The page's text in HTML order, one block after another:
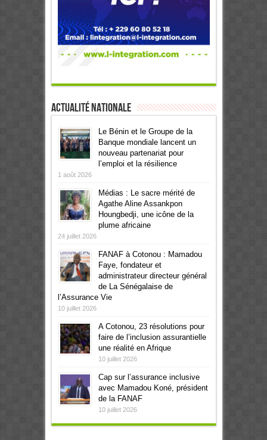
Actualité Nationale
Le Bénin et le Groupe de la
Banque mondiale lancent un
nouveau partenariat pour
l’emploi et la résilience
1 août 2026
Médias : Le sacre mérité de
Agathe Aline Assankpon
Houngbedji, une icône de la
plume africaine
24 juillet 2026
FANAF à Cotonou : Mamadou
Faye, fondateur et
administrateur directeur général
de La Sénégalaise de
l’Assurance Vie
10 juillet 2026
A Cotonou, 23 résolutions pour
faire de l’inclusion assurantielle
une réalité en Afrique
10 juillet 2026
Cap sur l’assurance inclusive
avec Mamadou Koné, président
de la FANAF
10 juillet 2026